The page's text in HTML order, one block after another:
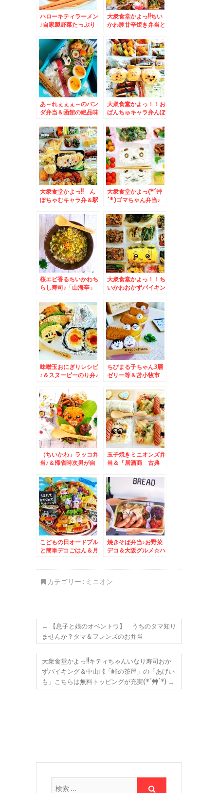
ハローキティラーメン
♪自家製野菜たっぷり
イドーさんの「キョク
スイドーのポテトチッ
プ」Σ(ﾟДﾟ)
大衆食堂かよっ!!ちい
かわ豚甘辛焼き弁当と
´艸`*)＆「路地裏カレ
ーサムライ平岸総本
店」さんの「侍まつ
り」「カキフライ、ブ
ロッコリー、チキン」
(*´艸`*)
あ～れぇぇぇ～のパン
ダ弁当＆函館の絶品味
味噌ラーメンSHINI-
UCHI」「味噌らぁめ
ん真打しんうち」さん
の「濃厚豚味噌ラーメ
ン」が芸術的に美味し
いっ！！！
大衆食堂かよっ！！お
ぱんちゅキャラ弁んぽ
町絶品和菓子洋菓子
「くら屋」さんの砂糖
不使用「木彫り熊最
中」絶品！！と「どら
焼き」と「カステラ」
♪
大衆食堂かよっ!! ん
ぽちゃむキャラ弁＆駅
部「そばの合田」の
「もりそば駅弁」(*
´艸`*)できたてなのよ
～♪
大衆食堂かよっ(*´艸
`*)ゴマちゃん弁当♪
リ・サンゴールドキウ
イ」が美味っ！！
桜エビ香るちいかわち
らし寿司♪「山海亭」
ト」醤油味とチャーハ
ン♪(*´艸`*)
大衆食堂かよっ！！ち
いかわおかずバイキン
千歳店さんの「野菜天
ぷら定食」と外せない
絶品「塩辛」店舗限定
(*´艸`*)
味噌玉おにぎりレシピ
♪＆スヌーピーのり弁♪
「野菜ラーメン」醤油
味もちろんチャーシュ
ー入りよ♪(*´艸`*)
ちびまる子ちゃん3層
ゼリー等＆苫小牧市
屋」さんの日替わりラ
ンチ「かけそば＆豚
丼」豚丼の一工夫に
Σ(ﾟДﾟ) ５００円ラ
ンチΣ(ﾟДﾟ)
（ちいかわ」ラッコ弁
当♪＆帰省時次男が自
とじないかつ丼♪(*´艸
`*)焼き餅入り豚ギス
カン(*´艸`*)
玉子焼きミニオンズ弁
当＆「居酒商 古典
ンチ♪今日は何でしょ
う＾＾
こどもの日オードブル
と簡単デコごはん＆月
麺固め(*´艸`*)
焼きそば弁当♪お野菜
デコ＆大阪グルメ☆ハ
カテゴリー : ミニオン
←
【息子と娘のオベントウ】 うちのタマ知り
ませんか？タマ＆フレンズのお弁当
大衆食堂かよっ!!キティちゃんいなり寿司おか
ずバイキング＆中山峠「峠の茶屋」の「あげい
も」こちらは無料トッピングが充実(*´艸`*) →